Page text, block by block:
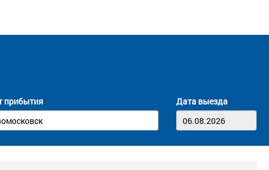
прибытия Дата выезда